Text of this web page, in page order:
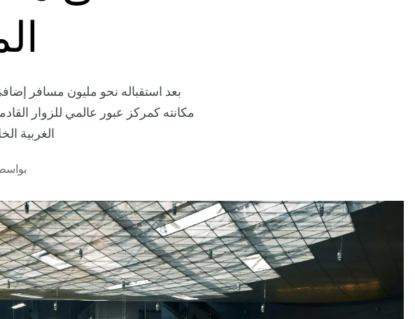
بعد استقباله نحو مليون مسافر
مكانته كمركز عبور عالمي للزوار
الغربية